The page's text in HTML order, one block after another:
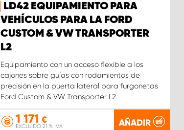
LD42 EQUIPAMIENTO PARA
VEHÍCULOS PARA LA FORD
CUSTOM & VW TRANSPORTER
L2
Equipamiento con un acceso flexible a los
cajones sobre guías con rodamientos de
precisión en la puerta lateral para furgonetas
Ford Custom & VW Transporter L2.
1 171 €
EXCLUIDO 21 % IVA AÑADIR